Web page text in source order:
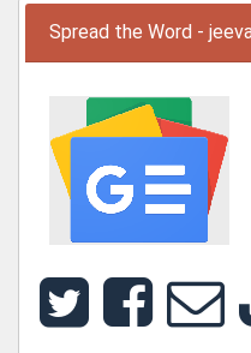
Spread the Word -